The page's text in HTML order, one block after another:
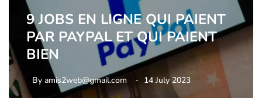
9 JOBS EN LIGNE QUI PAIENT
PAR PAYPAL ET QUI PAIENT
BIEN
By amis2web@gmail.com 14 July 2023